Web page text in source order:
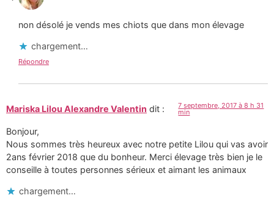
non désolé je vends mes chiots que dans mon élevage
chargement…
Répondre
Mariska Lilou Alexandre Valentin dit : 7 septembre, 2017 à 8 h 31
min
Bonjour,
Nous sommes très heureux avec notre petite Lilou qui vas avoir
2ans février 2018 que du bonheur. Merci élevage très bien je le
conseille à toutes personnes sérieux et aimant les animaux
chargement…